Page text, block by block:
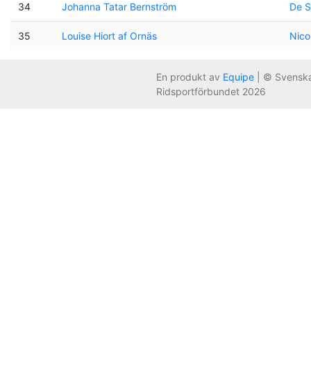
34 Johanna Tatar Bernström De
35 Louise Hiort af Ornäs
En produkt av Equipe | ©
Ridsportförbundet 2026